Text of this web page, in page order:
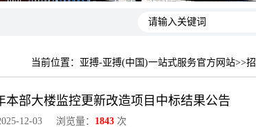
当前位置： 亚搏-亚搏(中国)一站式服务官方网站>>
本部大楼监控更新改造项目中标结果公告
12-03 浏览量： 1843 次